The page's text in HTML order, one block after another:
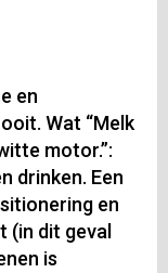
en
Wat “Melk
motor.”:
drinken. Een
en
dit geval
is